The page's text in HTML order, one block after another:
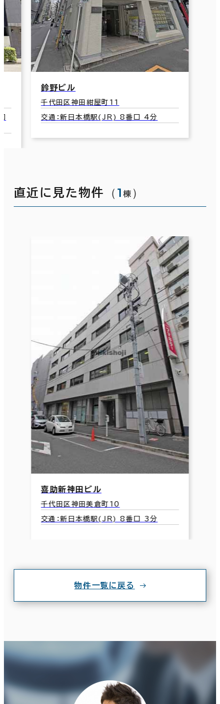
鈴野ビル
千代田区神田紺屋町11
交通：新日本橋駅(JR) 8番口 4分
直近に見た物件 （1 棟 ）
喜助新神田ビル
千代田区神田美倉町10
交通：新日本橋駅(JR) 8番口 3分
物件一覧に戻る